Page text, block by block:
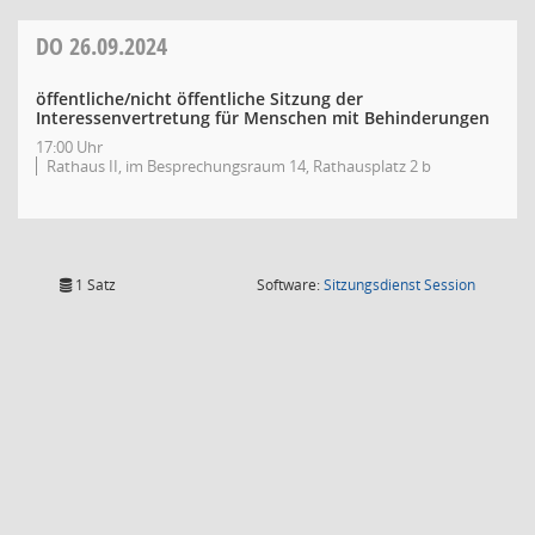
DO 26.09.2024
öffentliche/nicht öffentliche Sitzung der
Interessenvertretung für Menschen mit Behinderungen
17:00 Uhr
Rathaus II, im Besprechungsraum 14, Rathausplatz 2 b
1 Satz Software:SitzungsdienstSession(Wird in